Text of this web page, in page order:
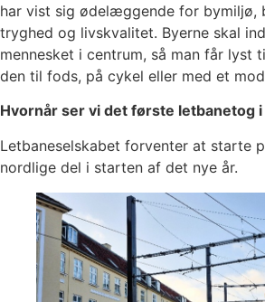
har vist sig ødelæggende for bymiljø,
tryghed og livskvalitet. Byerne skal
mennesket i centrum, så man får lyst
den til fods, på cykel eller med et
Hvornår ser vi det første letbanetog i
Letbaneselskabet forventer at starte
nordlige del i starten af det nye år.